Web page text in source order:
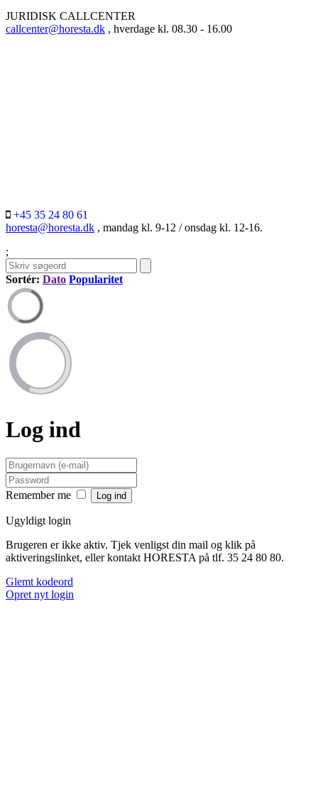
JURIDISK CALLCENTER
callcenter@horesta.dk , hverdage kl. 08.30 - 16.00
+45 35 24 80 61
horesta@horesta.dk , mandag kl. 9-12 / onsdag kl. 12-16.
;
Sortér: Dato Popularitet
Log ind
Remember me
Ugyldigt login
Brugeren er ikke aktiv. Tjek venligst din mail og klik på
aktiveringslinket, eller kontakt HORESTA på tlf. 35 24 80 80.
Glemt kodeord
Opret nyt login